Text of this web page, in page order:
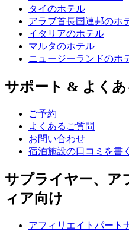
タイのホテル
アラブ首長国連邦のホ
イタリアのホテル
マルタのホテル
ニュージーランドのホ
サポート & よくあ
ご予約
よくあるご質問
お問い合わせ
宿泊施設の口コミを書く
サプライヤー、ア
ィア向け
アフィリエイトパート